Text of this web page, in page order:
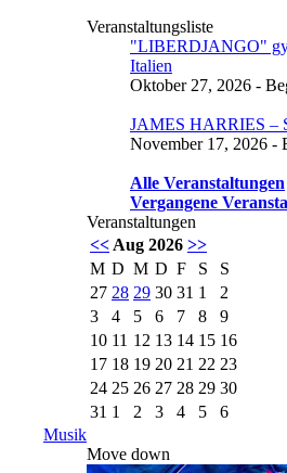
Veranstaltungsliste
"LIBERDJANGO"
Italien
Oktober 27, 2026 -
JAMES HARRIES –
November 17, 2026 -
Alle Veranstaltungen
Vergangene
Veranstaltungen
<< Aug 2026 >>
M D M D F S
S
27 28 29 30 31 1
2
3
4 5 6 7 8
9
10 11 12 13 14 15 16
17 18 19 20 21 22 23
24 25 26 27 28 29 30
31 1 2 3 4 5
6
Musik
Move down